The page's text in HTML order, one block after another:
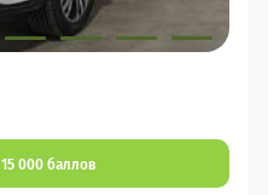
15 000 баллов